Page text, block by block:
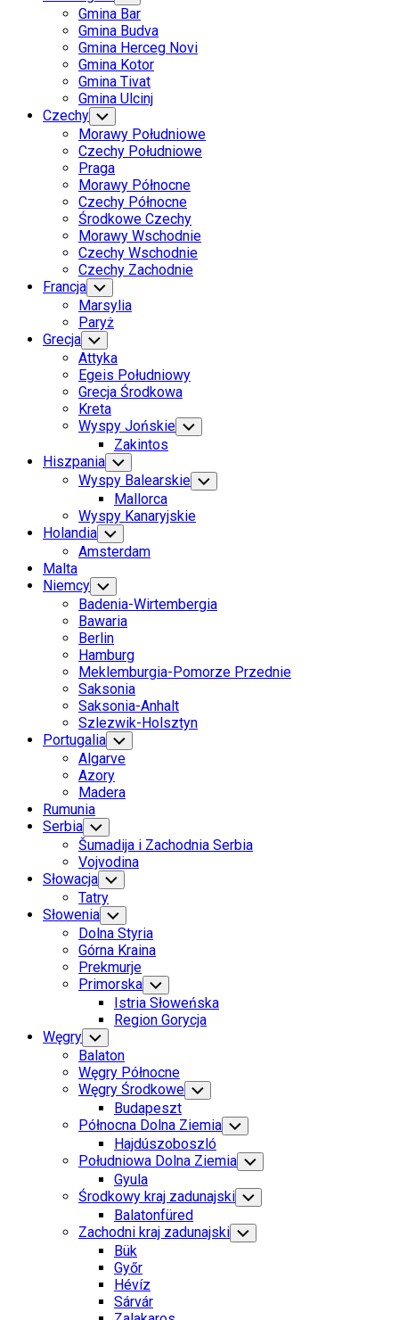
Child
Menu
Gmina Bar
Gmina Budva
Gmina Herceg Novi
Gmina Kotor
Gmina Tivat
Gmina Ulcinj
Czechy Toggle
Child
Menu
Morawy Południowe
Czechy Południowe
Praga
Morawy Północne
Czechy Północne
Środkowe Czechy
Morawy Wschodnie
Czechy Wschodnie
Czechy Zachodnie
Francja Toggle
Child
Menu
Marsylia
Paryż
Grecja Toggle
Child
Menu
Attyka
Egeis Południowy
Grecja Środkowa
Kreta
Wyspy Jońskie Toggle
Child
Zakintos
Hiszpania Toggle
Child
Menu
Wyspy Balearskie Toggle
Child
Mallorca
Wyspy Kanaryjskie
Holandia Toggle
Child
Menu
Amsterdam
Malta
Niemcy Toggle
Child
Menu
Badenia-Wirtembergia
Bawaria
Berlin
Hamburg
Meklemburgia-Pomorze Przednie
Saksonia
Saksonia-Anhalt
Szlezwik-Holsztyn
Portugalia Toggle
Child
Menu
Algarve
Azory
Madera
Rumunia
Serbia Toggle
Child
Menu
Šumadija i Zachodnia Serbia
Vojvodina
Słowacja Toggle
Child
Menu
Tatry
Słowenia Toggle
Child
Menu
Dolna Styria
Górna Kraina
Prekmurje
Primorska Toggle
Child
Menu
Istria Słoweńska
Region Gorycja
Węgry Toggle
Child
Menu
Balaton
Węgry Północne
Węgry Środkowe Toggle
Child
Menu
Budapeszt
Północna Dolna Ziemia Toggle
Child
Menu
Hajdúszoboszló
Południowa Dolna Ziemia Toggle
Child
Menu
Gyula
Środkowy kraj zadunajski Toggle
Child
Menu
Balatonfüred
Zachodni kraj zadunajski Toggle
Child
Bük
Győr
Hévíz
Sárvár